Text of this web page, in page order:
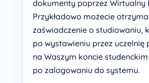
dokumenty poprzez Wirtualny
Przykładowo możecie
zaświadczenie o studiowaniu,
po wystawieniu przez uczelnię
na Waszym koncie studenckim
po zalogowaniu do systemu.